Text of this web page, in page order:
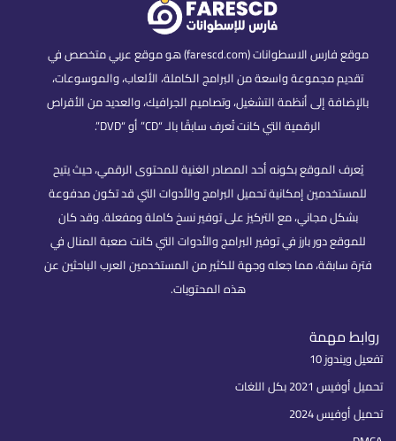
موقع فارس الاسطوانات (farescd.com) هو موقع عربي متخصص في
تقديم مجموعة واسعة من البرامج الكاملة، الألعاب، والموسوعات،
بالإضافة إلى أنظمة التشغيل، وتصاميم الجرافيك، والعديد من الأقراص
الرقمية التي كانت تُعرف سابقًا بالـ “CD” أو “DVD”.
يُعرف الموقع بكونه أحد المصادر الغنية للمحتوى الرقمي، حيث يتيح
للمستخدمين إمكانية تحميل البرامج والأدوات التي قد تكون مدفوعة
بشكل مجاني، مع التركيز على توفير نسخ كاملة ومفعلة. وقد كان
للموقع دور بارز في توفير البرامج والأدوات التي كانت صعبة المنال في
فترة سابقة، مما جعله وجهة للكثير من المستخدمين العرب الباحثين عن
هذه المحتويات.
روابط مهمة
تفعيل ويندوز 10
تحميل أوفيس 2021 بكل اللغات
تحميل أوفيس 2024